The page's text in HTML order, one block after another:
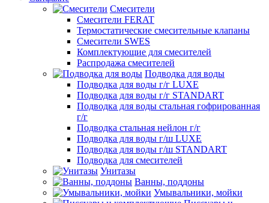
Смесители
Смесители FERAT
Термостатические смесительные клапаны
Смесители SWES
Комплектующие для смесителей
Распродажа смесителей
Подводка для воды
Подводка для воды г/г LUXE
Подводка для воды г/г STANDART
Подводка для воды стальная гофрированная
г/г
Подводка стальная нейлон г/г
Подводка для воды г/ш LUXE
Подводка для воды г/ш STANDART
Подводка для смесителей
Унитазы
Ванны, поддоны
Умывальники, мойки